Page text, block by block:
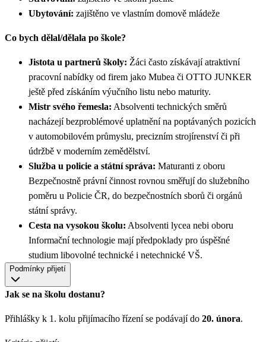
Ubytování: zajištěno ve vlastním domově mládeže
Co bych dělal/dělala po škole?
Jistota u partnerů školy: Žáci často získávají atraktivní
pracovní nabídky od firem jako Mubea či OTTO JUNKER
ještě před získáním výučního listu nebo maturity.
Mistr svého řemesla: Absolventi technických směrů
nacházejí bezproblémové uplatnění na poptávaných pozicích
v automobilovém průmyslu, precizním strojírenství či při
údržbě v moderním zemědělství.
Služba u policie a státní správa: Maturanti z oboru
Bezpečnostně právní činnost rovnou směřují do služebního
poměru u Policie ČR, do bezpečnostních sborů či orgánů
státní správy.
Cesta na vysokou školu: Absolventi lycea nebi oboru
Informační technologie mají předpoklady pro úspěšné
studium libovolné technické i netechnické VŠ.
Podmínky přijetí
Jak se na školu dostanu?
Přihlášky k 1. kolu přijímacího řízení se podávají do 20. února.